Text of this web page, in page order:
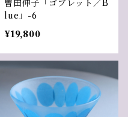
曽田伸子「ゴブレット／B
lue」-6
¥19,800